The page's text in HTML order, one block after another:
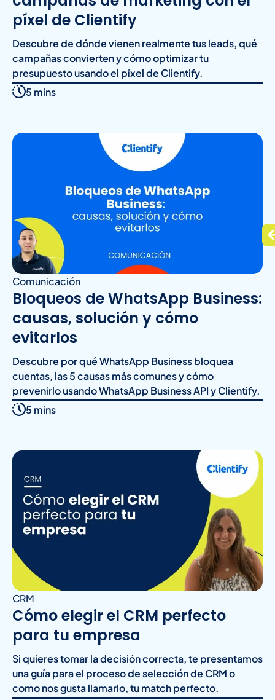
píxel de Clientify
Descubre de dónde vienen realmente tus leads, qué
campañas convierten y cómo optimizar tu
presupuesto usando el píxel de Clientify.
5 mins
Comunicación
Bloqueos de WhatsApp Business:
causas, solución y cómo
evitarlos
Descubre por qué WhatsApp Business bloquea
cuentas, las 5 causas más comunes y cómo
prevenirlo usando WhatsApp Business API y Clientify.
5 mins
CRM
Cómo elegir el CRM perfecto
para tu empresa
Si quieres tomar la decisión correcta, te presentamos
una guía para el proceso de selección de CRM o
como nos gusta llamarlo, tu match perfecto.